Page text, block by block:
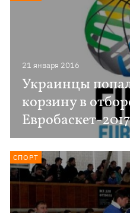
21 января 2016
Украинцы
корзину в
Евробаскет-
СПОРТ